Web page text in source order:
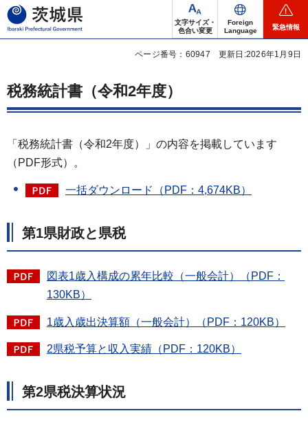
茨城県
文字サイズ・
色合い変更
Foreign
Language
緊急情報
ページ番号：60947 更新日:2026年1月9日
税務統計書（令和2年度）
「税務統計書（令和2年度）」の内容を掲載しています
（PDF形式）。
一括ダウンロード（PDF：4,674KB）
第1県財政と県税
図表1歳入構成の累年比較（一般会計）（PDF：
130KB）
1歳入歳出決算額（一般会計）（PDF：120KB）
2県税予算と収入実績（PDF：120KB）
第2県税決算状況